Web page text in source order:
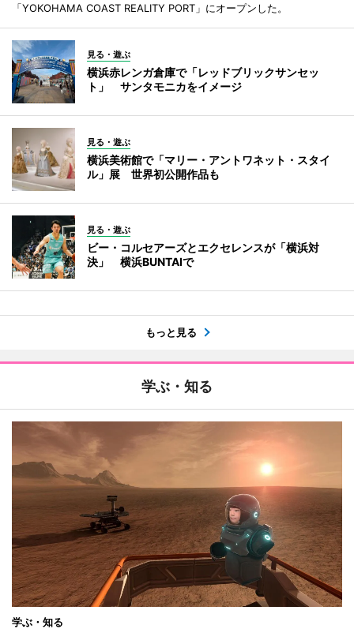
「YOKOHAMA COAST REALITY PORT」にオープンした。
見る・遊ぶ
横浜赤レンガ倉庫で「レッドブリックサンセッ
ト」 サンタモニカをイメージ
見る・遊ぶ
横浜美術館で「マリー・アントワネット・スタイ
ル」展 世界初公開作品も
見る・遊ぶ
ビー・コルセアーズとエクセレンスが「横浜対
決」 横浜BUNTAIで
もっと見る
学ぶ・知る
学ぶ・知る